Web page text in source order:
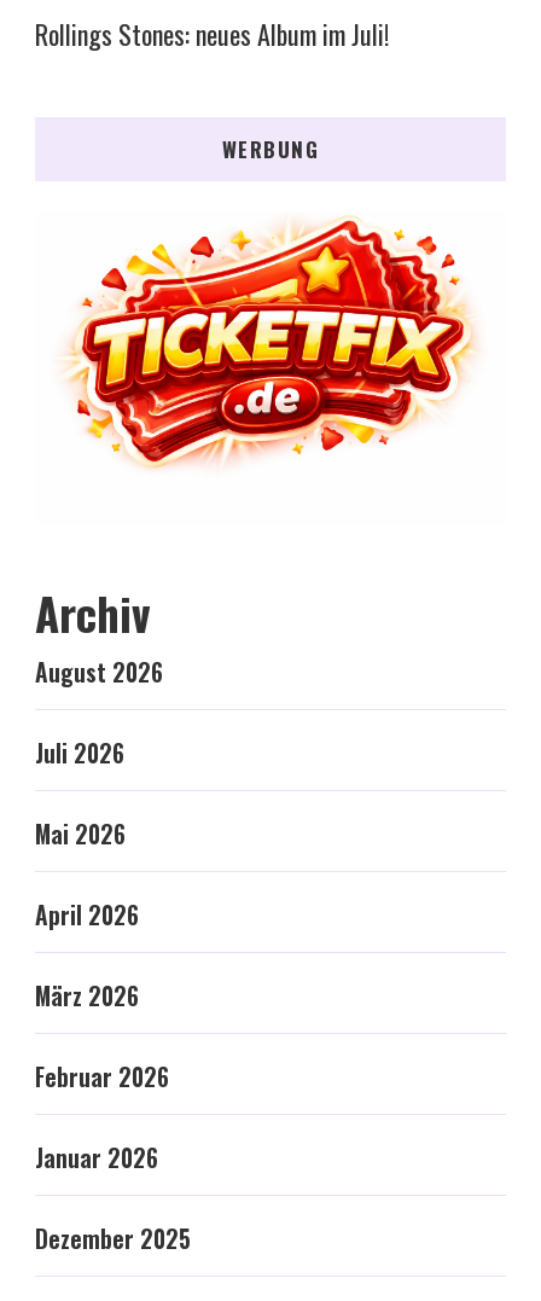
Rollings Stones: neues Album im Juli!
WERBUNG
Archiv
August 2026
Juli 2026
Mai 2026
April 2026
März 2026
Februar 2026
Januar 2026
Dezember 2025